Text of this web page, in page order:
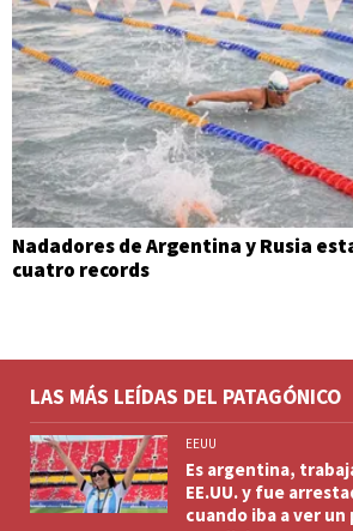
Nadadores de Argentina y Rusia
cuatro records
LAS MÁS LEÍDAS DEL PATAGÓNICO
EEUU
Es argentina,
EE.UU. y fue
cuando iba a ver